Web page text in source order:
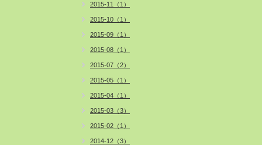
2015-11（1）
2015-10（1）
2015-09（1）
2015-08（1）
2015-07（2）
2015-05（1）
2015-04（1）
2015-03（3）
2015-02（1）
2014-12（3）